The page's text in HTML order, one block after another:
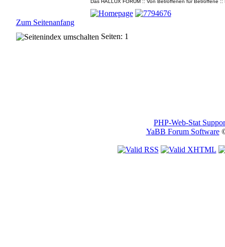
Zum Seitenanfang
Das HALLUX FORUM :: Von Betroffenen für Betroffene
Seiten: 1
PHP-Web-Stat
YaBB Forum Software©